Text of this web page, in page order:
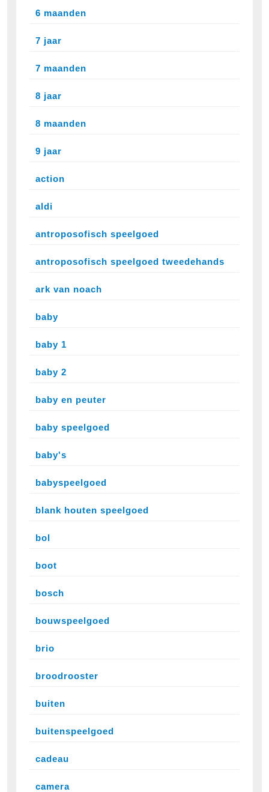
6 maanden
7 jaar
7 maanden
8 jaar
8 maanden
9 jaar
action
aldi
antroposofisch speelgoed
antroposofisch speelgoed tweedehands
ark van noach
baby
baby 1
baby 2
baby en peuter
baby speelgoed
baby's
babyspeelgoed
blank houten speelgoed
bol
boot
bosch
bouwspeelgoed
brio
broodrooster
buiten
buitenspeelgoed
cadeau
camera